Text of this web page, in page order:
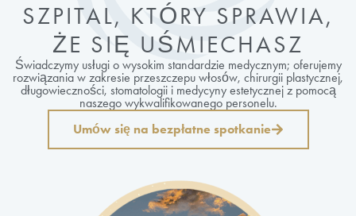
SZPITAL, KTÓRY SPRAWIA,
ŻE SIĘ UŚMIECHASZ
Świadczymy usługi o wysokim standardzie medycznym; oferujemy
rozwiązania w zakresie przeszczepu włosów, chirurgii plastycznej,
długowieczności, stomatologii i medycyny estetycznej z pomocą
naszego wykwalifikowanego personelu.
Umów się na bezpłatne spotkanie